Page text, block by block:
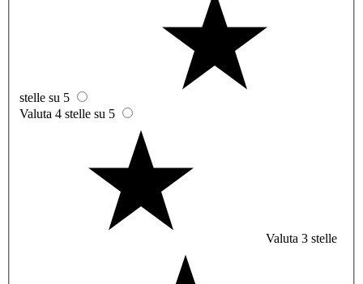
stelle su 5
Valuta 4 stelle su 5
Valuta 3 stelle